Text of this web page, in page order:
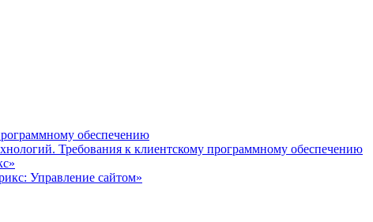
обеспечению
Требования к клиентскому программному обеспечению
Управление сайтом»